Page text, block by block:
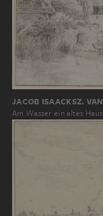
JACOB ISAACKSZ.
Am Wasser ein altes